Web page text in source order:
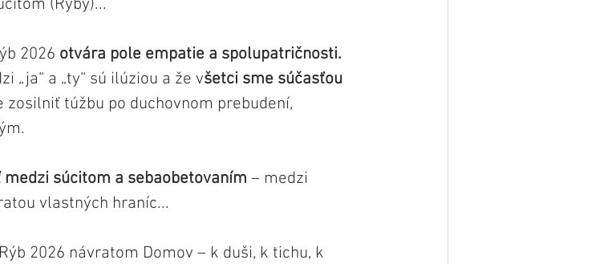
(Ryby)...
2026 otvára pole empatie a spolupatričnosti.
„ja“ a „ty“ sú ilúziou a že všetci sme súčasťou
zosilniť túžbu po duchovnom prebudení,
súcitom a sebaobetovaním – medzi
vlastných hraníc...
2026 návratom Domov – k duši, k tichu, k